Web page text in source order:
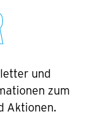
und
zum
Aktionen.